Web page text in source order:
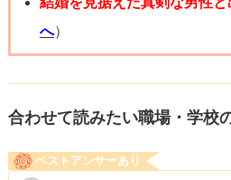
へ）
合わせて読みたい職場・学校
ベストアンサーあり